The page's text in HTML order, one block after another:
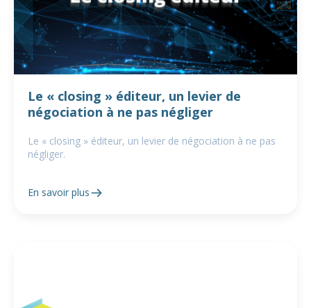
Le « closing » éditeur, un levier de
négociation à ne pas négliger
Le « closing » éditeur, un levier de négociation à ne pas
négliger.
En savoir plus